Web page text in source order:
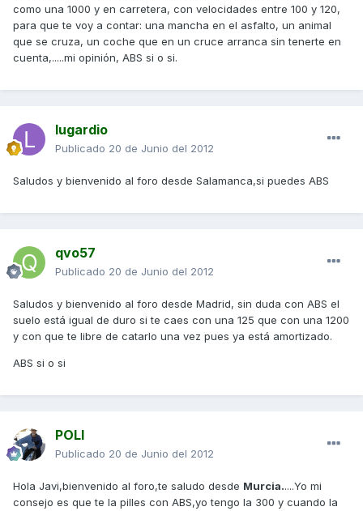
como una 1000 y en carretera, con velocidades entre 100 y 120,
para que te voy a contar: una mancha en el asfalto, un animal
que se cruza, un coche que en un cruce arranca sin tenerte en
cuenta,.....mi opinión, ABS si o si.
lugardio
Publicado 20 de Junio del 2012
Saludos y bienvenido al foro desde Salamanca,si puedes ABS
qvo57
Publicado 20 de Junio del 2012
Saludos y bienvenido al foro desde Madrid, sin duda con ABS el
suelo está igual de duro si te caes con una 125 que con una 1200
y con que te libre de catarlo una vez pues ya está amortizado.
ABS si o si
POLI
Publicado 20 de Junio del 2012
Hola Javi,bienvenido al foro,te saludo desde Murcia.....Yo mi
consejo es que te la pilles con ABS,yo tengo la 300 y cuando la